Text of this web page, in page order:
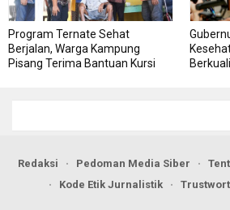
Program Ternate Sehat
Berjalan, Warga Kampung
Pisang Terima Bantuan Kursi
Redaksi Pedoman Media Siber
Kode Etik Jurnalistik